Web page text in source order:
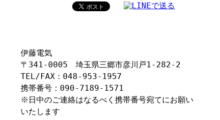
伊藤電気
〒341-0005 埼玉県三郷市彦川戸1-282-2
TEL/FAX：048-953-1957
携帯番号：090-7189-1571
※日中のご連絡はなるべく携帯番号宛てにお願い
いたします